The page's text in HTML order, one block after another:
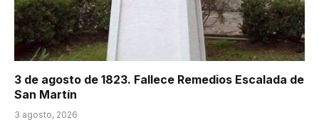
3 de agosto de 1823. Fallece Remedios Escalada de
San Martín
3 agosto, 2026